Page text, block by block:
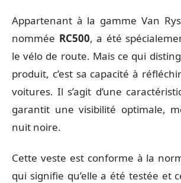
Appartenant à la gamme Van
nommée RC500, a été
le vélo de route. Mais ce qui
produit, c’est sa capacité à
voitures. Il s’agit d’une
garantit une visibilité optimale,
nuit noire.
Cette veste est conforme à la
qui signifie qu’elle a été testée et